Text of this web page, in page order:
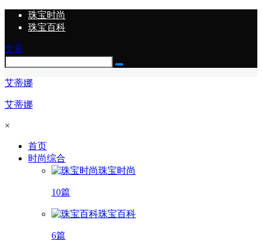
珠宝时尚
珠宝百科
文章
艾蒂娜
艾蒂娜
×
首页
时尚综合
珠宝时尚
10篇
珠宝百科
6篇